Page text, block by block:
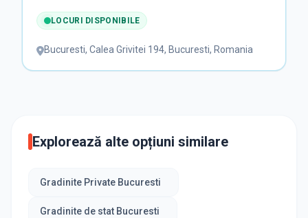
LOCURI DISPONIBILE
Bucuresti, Calea Grivitei 194, Bucuresti, Romania
Explorează alte opțiuni similare
Gradinite Private Bucuresti
Gradinite de stat Bucuresti